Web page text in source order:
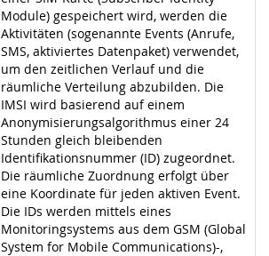
Module) gespeichert wird, werden die
Aktivitäten (sogenannte Events (Anrufe,
SMS, aktiviertes Datenpaket) verwendet,
um den zeitlichen Verlauf und die
räumliche Verteilung abzubilden. Die
IMSI wird basierend auf einem
Anonymisierungsalgorithmus einer 24
Stunden gleich bleibenden
Identifikationsnummer (ID) zugeordnet.
Die räumliche Zuordnung erfolgt über
eine Koordinate für jeden aktiven Event.
Die IDs werden mittels eines
Monitoringsystems aus dem GSM (Global
System for Mobile Communications)-,